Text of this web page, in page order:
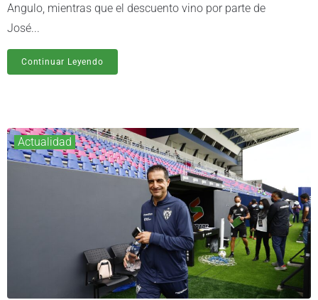
Angulo, mientras que el descuento vino por parte de
José...
Continuar Leyendo
Actualidad